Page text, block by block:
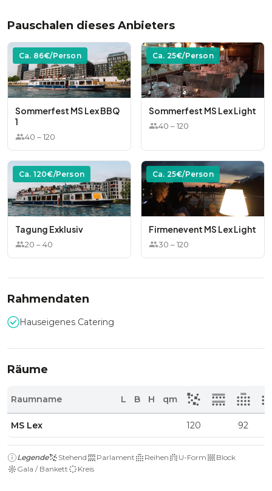
Pauschalen dieses Anbieters
Ca. 86€/Person
Sommerfest MS Lex BBQ
1
40 –120
Ca. 25€/Person
Sommerfest MS Lex Light
40 –120
Ca. 120€/Person
Tagung Exklusiv
20 –40
Ca. 25€/Person
Firmenevent MS Lex Light
30 –120
Rahmendaten
Hauseigenes Catering
Räume
Raumname L B H qm
MS Lex 120 92
Legende Stehend Parlament Reihen U-Form
Block
Gala / Bankett
Kreis